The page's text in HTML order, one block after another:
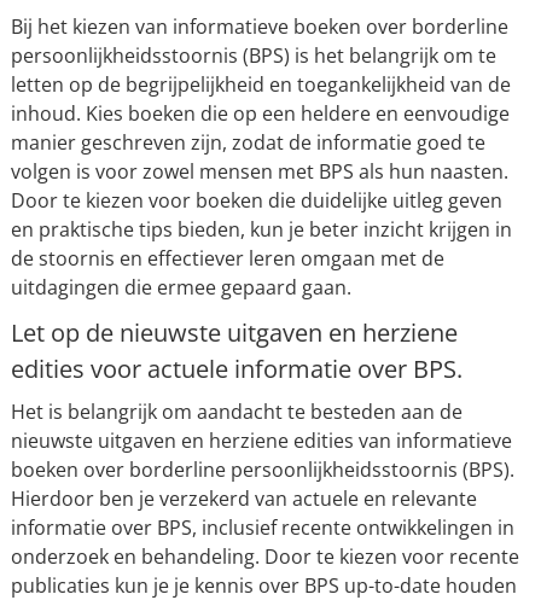
Bij het kiezen van informatieve boeken over borderline
persoonlijkheidsstoornis (BPS) is het belangrijk om te
letten op de begrijpelijkheid en toegankelijkheid van de
inhoud. Kies boeken die op een heldere en eenvoudige
manier geschreven zijn, zodat de informatie goed te
volgen is voor zowel mensen met BPS als hun naasten.
Door te kiezen voor boeken die duidelijke uitleg geven
en praktische tips bieden, kun je beter inzicht krijgen in
de stoornis en effectiever leren omgaan met de
uitdagingen die ermee gepaard gaan.
Let op de nieuwste uitgaven en herziene
edities voor actuele informatie over BPS.
Het is belangrijk om aandacht te besteden aan de
nieuwste uitgaven en herziene edities van informatieve
boeken over borderline persoonlijkheidsstoornis (BPS).
Hierdoor ben je verzekerd van actuele en relevante
informatie over BPS, inclusief recente ontwikkelingen in
onderzoek en behandeling. Door te kiezen voor recente
publicaties kun je je kennis over BPS up-to-date houden